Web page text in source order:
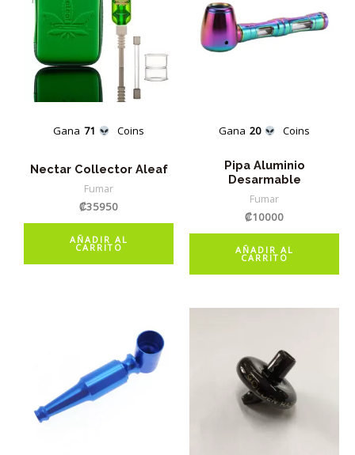
Gana 71 Coins
Nectar Collector Aleaf
Fumar
₡35950
AÑADIR AL
CARRITO
Gana 20 Coins
Pipa Aluminio
Desarmable
Fumar
₡10000
AÑADIR AL
CARRITO